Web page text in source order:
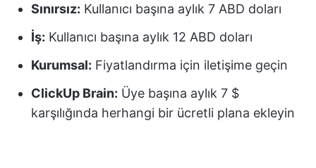
Sınırsız: Kullanıcı başına aylık 7 ABD doları
İş: Kullanıcı başına aylık 12 ABD doları
Kurumsal: Fiyatlandırma için iletişime geçin
ClickUp Brain: Üye başına aylık 7 $
karşılığında herhangi bir ücretli plana ekleyin